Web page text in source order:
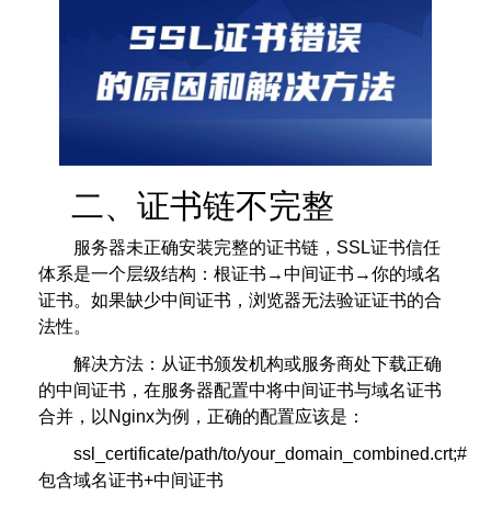
二、证书链不完整
服务器未正确安装完整的证书链，SSL证书信任
体系是一个层级结构：根证书→中间证书→你的域名
证书。如果缺少中间证书，浏览器无法验证证书的合
法性。
解决方法：从证书颁发机构或服务商处下载正确
的中间证书，在服务器配置中将中间证书与域名证书
合并，以Nginx为例，正确的配置应该是：
ssl_certificate/path/to/your_domain_combined.crt;#
包含域名证书+中间证书